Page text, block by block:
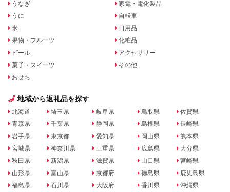
うなぎ
うに
米
果物・フルーツ
ビール
菓子・スイーツ
おせち
家電・電化製品
自転車
日用品
化粧品
アクセサリー
その他
地域から返礼品を探す
北海道
青森県
岩手県
宮城県
秋田県
山形県
福島県
埼玉県
千葉県
東京都
神奈川県
新潟県
富山県
石川県
岐阜県
静岡県
愛知県
三重県
滋賀県
京都府
大阪府
鳥取県
島根県
岡山県
広島県
山口県
徳島県
香川県
佐賀県
長崎県
熊本県
大分県
宮崎県
鹿児島県
沖縄県